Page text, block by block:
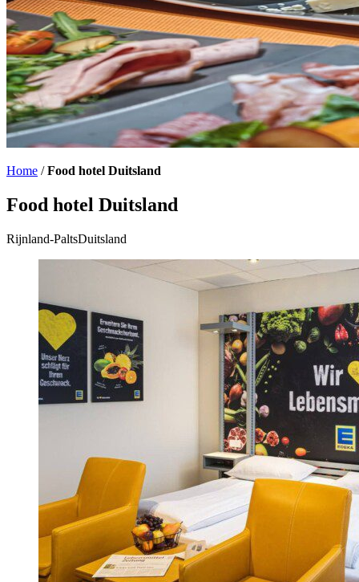
Home /Food hotel Duitsland
Food hotel Duitsland
Rijnland-PaltsDuitsland